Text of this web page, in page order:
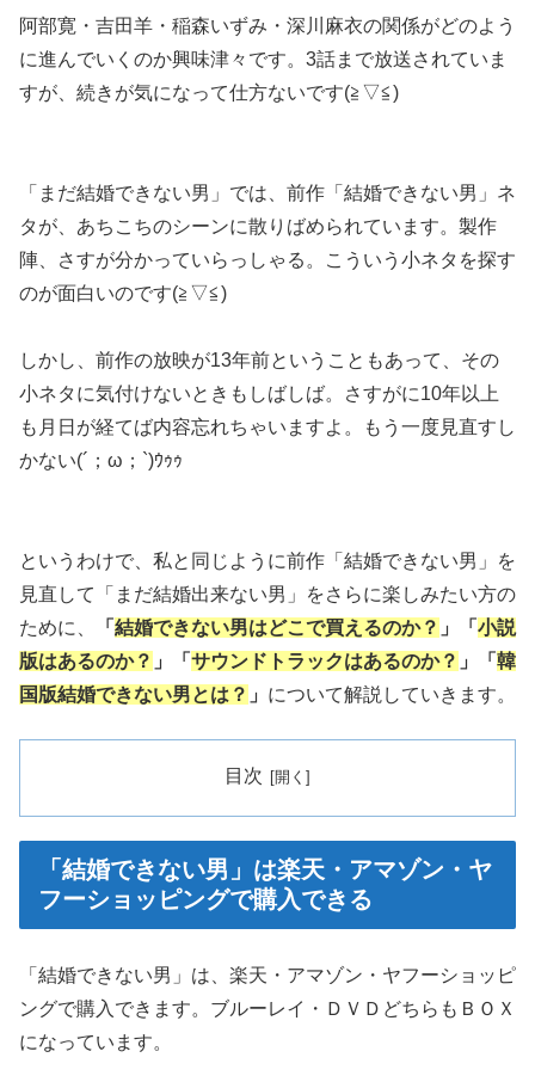
阿部寛・吉田羊・稲森いずみ・深川麻衣の関係がどのよう
に進んでいくのか興味津々です。3話まで放送されていま
すが、続きが気になって仕方ないです(≧▽≦)
「まだ結婚できない男」では、前作「結婚できない男」ネ
タが、あちこちのシーンに散りばめられています。製作
陣、さすが分かっていらっしゃる。こういう小ネタを探す
のが面白いのです(≧▽≦)
しかし、前作の放映が13年前ということもあって、その
小ネタに気付けないときもしばしば。さすがに10年以上
も月日が経てば内容忘れちゃいますよ。もう一度見直すし
かない(´；ω；`)ｳｩｩ
というわけで、私と同じように前作「結婚できない男」を
見直して「まだ結婚出来ない男」をさらに楽しみたい方の
ために、
「 結婚できない男はどこで買えるのか？ 」「 小説
版はあるのか？ 」「 サウンドトラックはあるのか？ 」「 韓
国版結婚できない男とは？ 」 について解説していきます。
目次
「結婚できない男」は楽天・アマゾン・ヤ
フーショッピングで購入できる
「結婚できない男」は、楽天・アマゾン・ヤフーショッピ
ングで購入できます。ブルーレイ・ＤＶＤどちらもＢＯＸ
になっています。